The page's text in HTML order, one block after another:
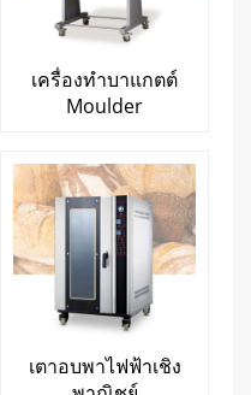
เครื่องทำบาแกตต์
Moulder
เตาอบพาไฟฟ้าเชิง